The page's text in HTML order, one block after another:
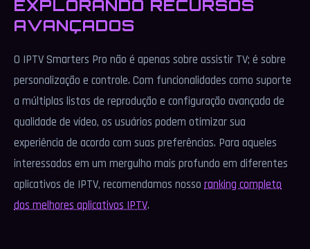
EXPLORANDO RECURSOS
AVANÇADOS
O IPTV Smarters Pro não é apenas sobre assistir TV; é sobre
personalização e controle. Com funcionalidades como suporte
a múltiplas listas de reprodução e configuração avançada de
qualidade de vídeo, os usuários podem otimizar sua
experiência de acordo com suas preferências. Para aqueles
interessados em um mergulho mais profundo em diferentes
aplicativos de IPTV, recomendamos nosso ranking completo
dos melhores aplicativos IPTV.